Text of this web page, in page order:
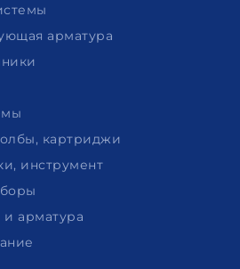
арматура
картриджи
инструмент
арматура